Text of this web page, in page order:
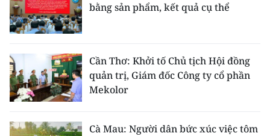
bằng sản phẩm, kết quả cụ thể
Cần Thơ: Khởi tố Chủ tịch Hội đồng
quản trị, Giám đốc Công ty cổ phần
Mekolor
Cà Mau: Người dân bức xúc việc tôm